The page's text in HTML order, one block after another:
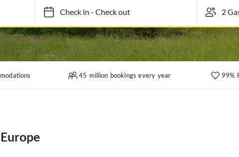
Check in- Check out
45 million bookings every year 99%